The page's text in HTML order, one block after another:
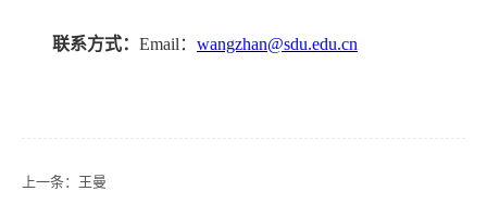
联系方式： Email ： wangzhan@sdu.edu.cn
上一条： 王曼